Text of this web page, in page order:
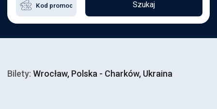
Szukaj
Bilety: Wrocław, Polska - Charków, Ukraina